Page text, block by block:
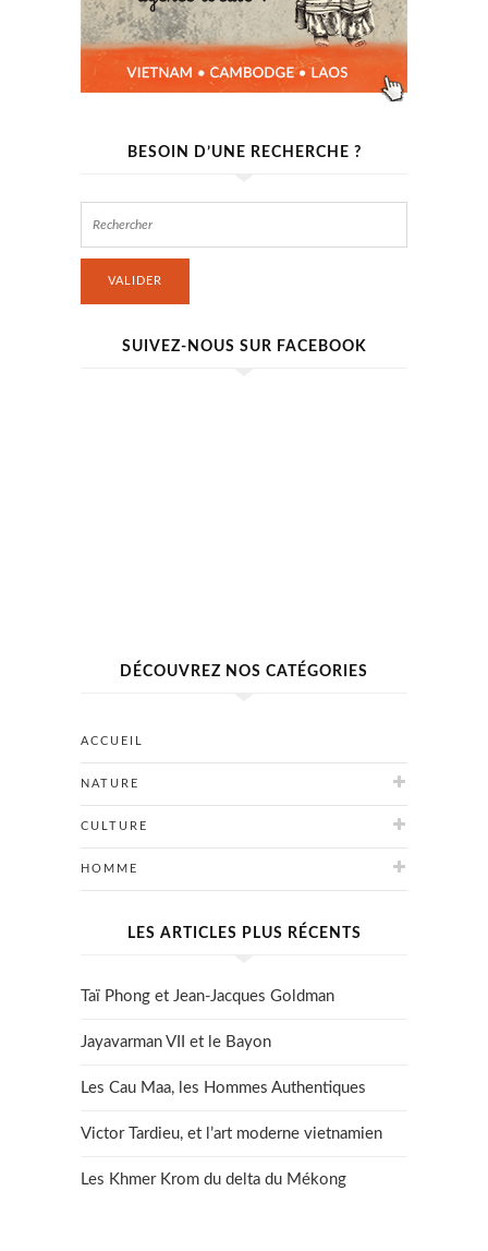
BESOIN D’UNE RECHERCHE ?
VALIDER
SUIVEZ-NOUS SUR FACEBOOK
DÉCOUVREZ NOS CATÉGORIES
ACCUEIL
NATURE
CULTURE
HOMME
LES ARTICLES PLUS RÉCENTS
Taï Phong et Jean-Jacques Goldman
Jayavarman VII et le Bayon
Les Cau Maa, les Hommes Authentiques
Victor Tardieu, et l’art moderne vietnamien
Les Khmer Krom du delta du Mékong